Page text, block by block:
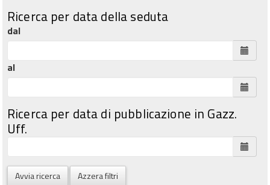
Ricerca per data della seduta
dal
al
Ricerca per data di pubblicazione in Gazz.
Uff.
Avvia ricerca Azzera filtri